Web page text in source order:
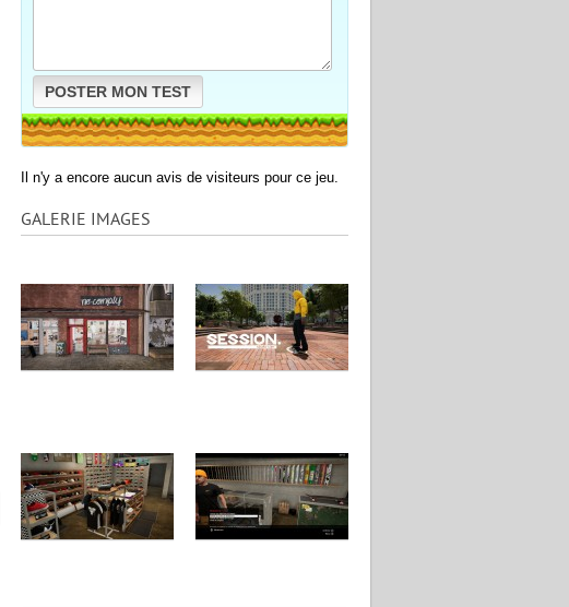
POSTER MON TEST
Il n'y a encore aucun avis de visiteurs pour ce jeu.
GALERIE IMAGES